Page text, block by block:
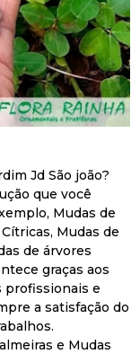
Jd São joão?
que você
Mudas de
Mudas de
de árvores
graças aos
profissionais e
a satisfação do
e Mudas